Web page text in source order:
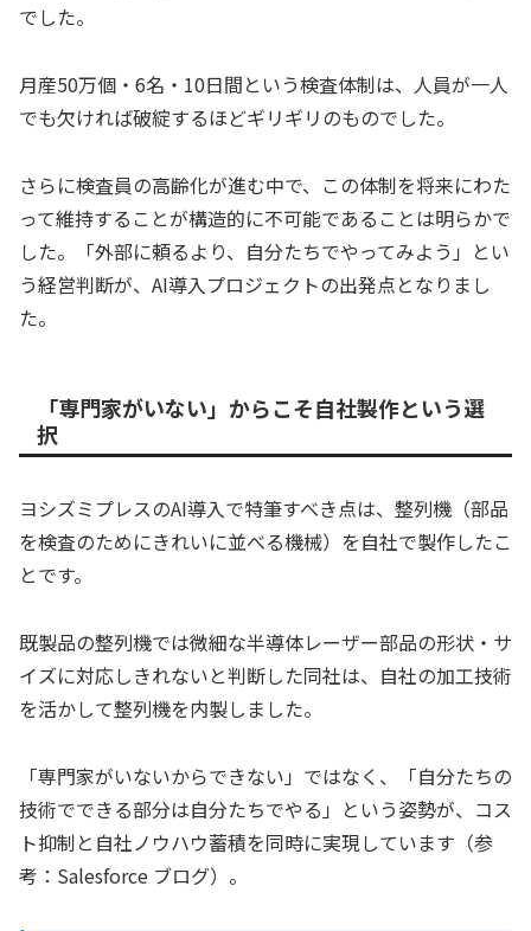
でした。
月産50万個・6名・10日間という検査体制は、人員が一人
でも欠ければ破綻するほどギリギリのものでした。
さらに検査員の高齢化が進む中で、この体制を将来にわた
って維持することが構造的に不可能であることは明らかで
した。「外部に頼るより、自分たちでやってみよう」とい
う経営判断が、AI導入プロジェクトの出発点となりまし
た。
「専門家がいない」からこそ自社製作という選
択
ヨシズミプレスのAI導入で特筆すべき点は、整列機（部品
を検査のためにきれいに並べる機械）を自社で製作したこ
とです。
既製品の整列機では微細な半導体レーザー部品の形状・サ
イズに対応しきれないと判断した同社は、自社の加工技術
を活かして整列機を内製しました。
「専門家がいないからできない」ではなく、「自分たちの
技術でできる部分は自分たちでやる」という姿勢が、コス
ト抑制と自社ノウハウ蓄積を同時に実現しています（参
考：Salesforce ブログ）。